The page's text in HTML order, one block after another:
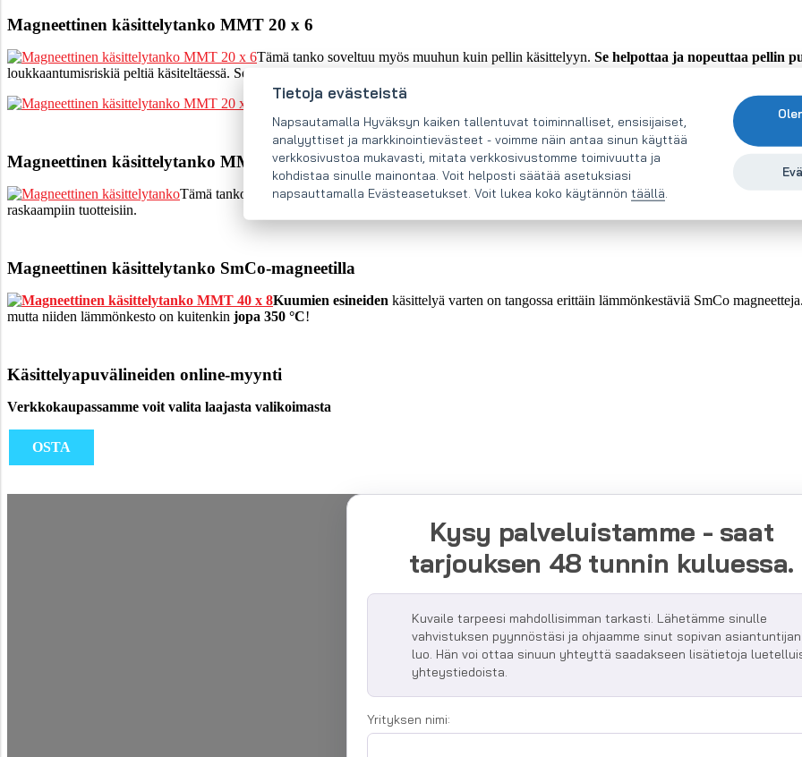
Tietoja evästeistä
Napsautamalla Hyväksyn kaiken tallentuvat toiminnalliset, ensisijaiset,
analyyttiset ja markkinointievästeet - voimme näin antaa sinun käyttää
verkkosivustoa mukavasti, mitata verkkosivustomme toimivuutta ja
kohdistaa sinulle mainontaa. Voit helposti säätää asetuksiasi
napsauttamalla Evästeasetukset. Voit lukea koko käytännön täällä
Magneettinen käsittelytanko MMT 20 x 6
Tämä tanko soveltuu myös muuhun kuin pellin käsittelyyn. Se helpottaa ja nopeuttaa pellin
loukkaantumisriskiä peltiä käsiteltäessä. Se myös estää käden joutumisen puristimen alle. Tässä tangossa on erittäin voimakas
Tämä tanko soveltuu kevyiden esineiden käsittelyyn. Raskaammille esineille soveltuu
Magneettinen käsittelytanko MMT 40 x 8
Tämä tanko soveltuu etenkinhitsausjätteiden käsittelyyn. Koska magneetissa on erittäin voimakas ja
raskaampiin tuotteisiin.
Magneettinen käsittelytanko SmCo-magneetilla
Kuumien esineiden käsittelyä varten on tangossa erittäin lämmönkestäviä SmCo
mutta niiden lämmönkesto on kuitenkin jopa 350 °C!
Käsittelyapuvälineiden online-myynti
Verkkokaupassamme voit valita laajasta valikoimasta
OSTA
Kysy palveluistamme - saat
tarjouksen 48 tunnin kuluessa.
Kuvaile tarpeesi mahdollisimman tarkasti. Lähetämme sinulle
vahvistuksen pyynnöstäsi ja ohjaamme sinut sopivan asiantuntijan
luo. Hän voi ottaa sinuun yhteyttä saadakseen lisätietoja
yhteystiedoista.
Yrityksen nimi: